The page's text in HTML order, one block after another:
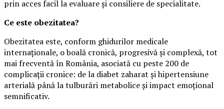
prin acces facil la evaluare și consiliere de specialitate.
Ce este obezitatea?
Obezitatea este, conform ghidurilor medicale
internaționale, o boală cronică, progresivă și complexă, tot
mai frecventă în România, asociată cu peste 200 de
complicații cronice: de la diabet zaharat și hipertensiune
arterială până la tulburări metabolice și impact emoțional
semnificativ.